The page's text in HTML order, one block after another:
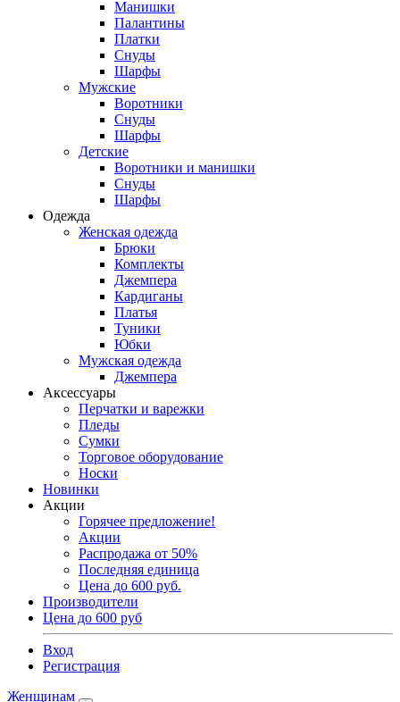
Манишки
Палантины
Платки
Снуды
Шарфы
Мужские
Воротники
Снуды
Шарфы
Детские
Воротники и манишки
Снуды
Шарфы
Одежда
Женская одежда
Брюки
Комплекты
Джемпера
Кардиганы
Платья
Туники
Юбки
Мужская одежда
Джемпера
Аксессуары
Перчатки и варежки
Пледы
Сумки
Торговое оборудование
Носки
Новинки
Акции
Горячее предложение!
Акции
Распродажа от 50%
Последняя единица
Цена до 600 руб.
Производители
Цена до 600 руб
Вход
Регистрация
Женщинам